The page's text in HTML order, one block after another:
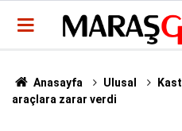
Anasayfa Ulusal
araçlara zarar verdi